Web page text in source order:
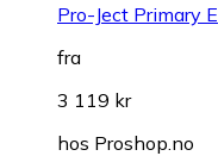
Pro-Ject Primary E
fra
3 119 kr
hos Proshop.no